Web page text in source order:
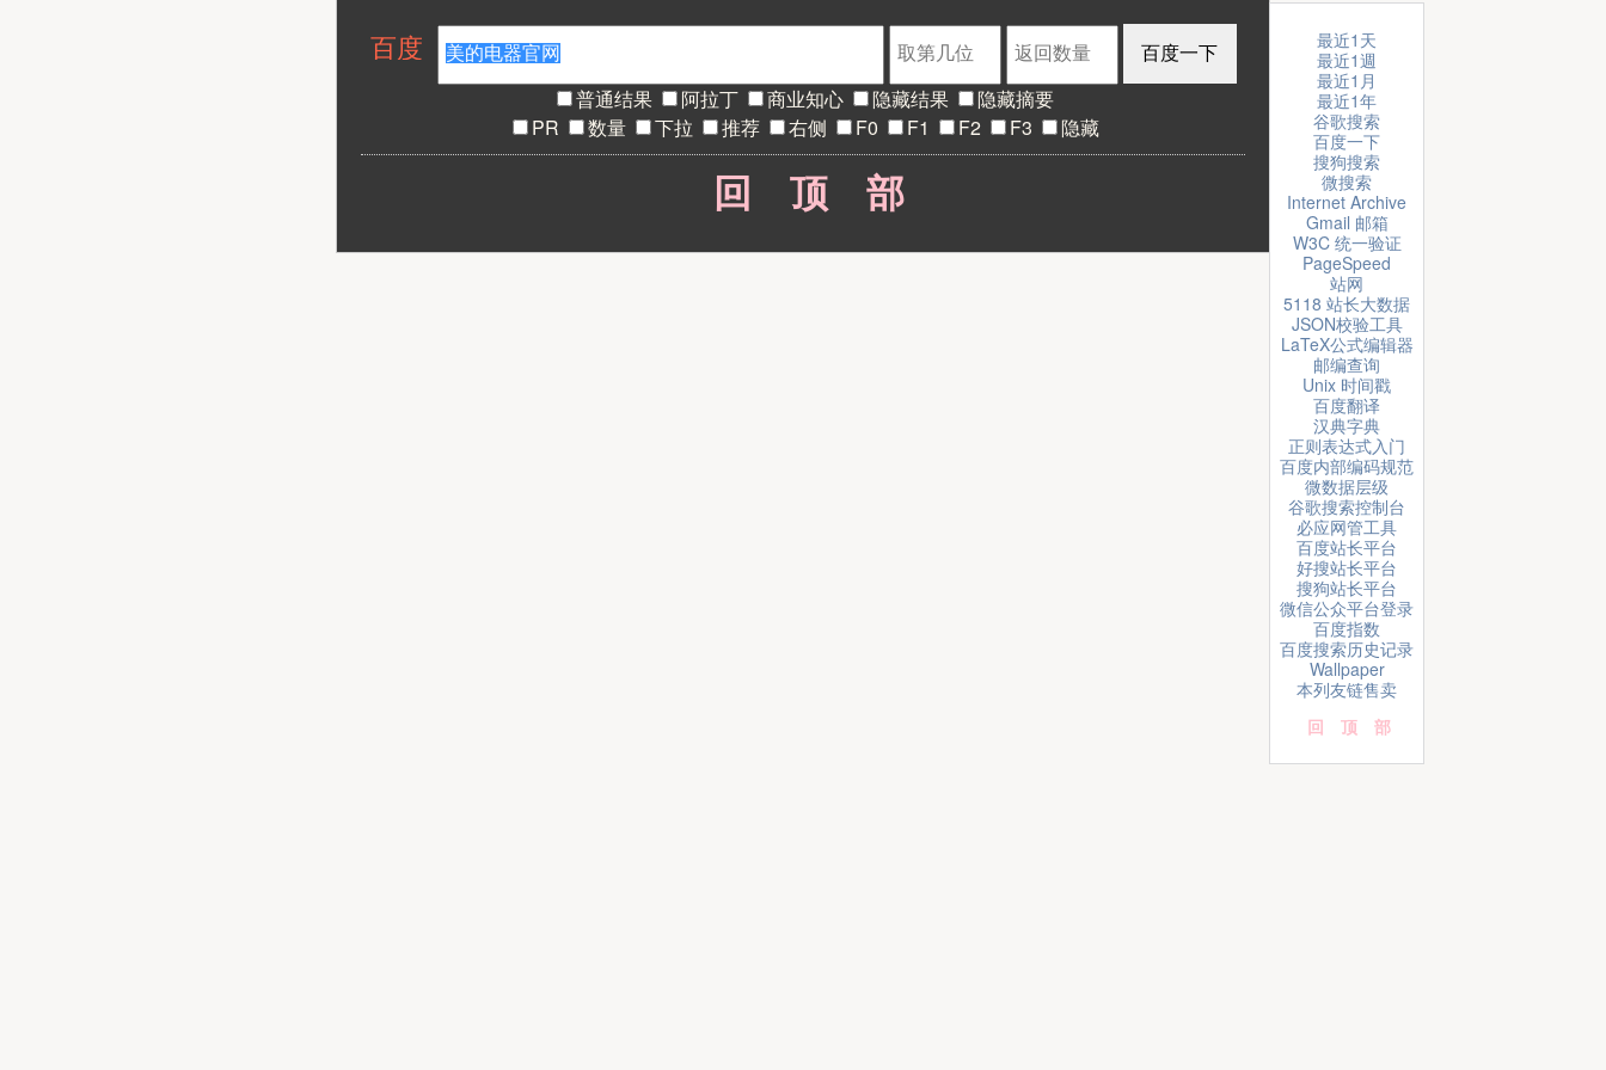
普通结果 阿拉丁 商业知心 隐藏结果
隐藏摘要
PR
数量 下拉 推荐 右侧 F0 F1 F2 F3 隐藏
回顶部
最近1天
最近1週
最近1月
最近1年
谷歌搜索
百度一下
搜狗搜索
微搜索
Internet Archive
Gmail 邮箱
W3C 统一验证
PageSpeed
站网
5118 站长大数据
JSON校验工具
LaTeX公式编辑器
邮编查询
Unix 时间戳
百度翻译
汉典字典
正则表达式入门
百度内部编码规范
微数据层级
谷歌搜索控制台
必应网管工具
百度站长平台
好搜站长平台
搜狗站长平台
微信公众平台登录
百度指数
百度搜索历史记录
Wallpaper
本列友链售卖
回顶部